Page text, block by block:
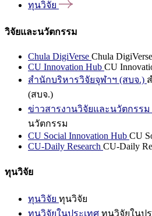
ทุนวิจัย
วิจัยและนวัตกรรม
Chula DigiVerse Chula DigiVerse
CU Innovation Hub CU
สำนักบริหารวิจัยจุฬาฯ (สบจ.)
(สบจ.)
ข่าวสารงานวิจัยและนวัตกรรม
นวัตกรรม
CU Social Innovation Hub CU
CU-Daily Research CU-Daily
ทุนวิจัย
ทุนวิจัย ทุนวิจัย
ทุนวิจัยในประเทศ ทุนวิจัยในป